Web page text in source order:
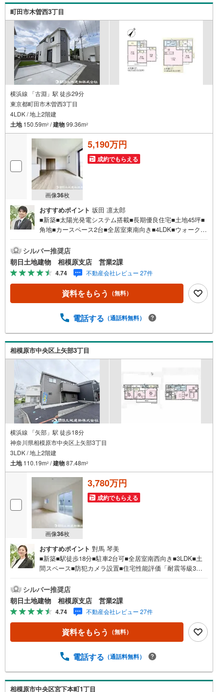
明、資金計画、税金相談などについては、上司である担当
課長も同席でご説明させていただきます。
町田市木曽西3丁目
横浜線 「古淵」駅 徒歩29分
東京都町田市木曽西3丁目
4LDK / 地上2階建
土地150.59m2 /建物99.36m2
画像36枚
5,190万円
成約でもらえる
おすすめポイント 坂田 凛太郎
■新築■太陽光発電システム搭載■長期優良住宅■土地45坪■
角地■カースペース2台■全居室東南向き■4LDK■ウォークイ
【営業時間 10:00～20:00】上記時間はお電話が繋がりやす
くなっております。人気物件には特に問い合わせが集中す
るため、お早めにお電話ください。「室内・現地を見学す
る」ボタンよりご予約いただくとご見学がスムーズです。
【創業42周年の実績】弊社は1985年町田にて開業し、東
京・神奈川・埼玉エリアに13店舗展開しております。契約
様々なご提案やアドバイスが出来るようになりました。私
ことん納得】当社では担当営業が物件情報を紹介しており
ますが、その後の物件のご説明、資金計画、税金相談など
については、上司である担当課長も同席でご説明させてい
ただきます。
シルバー推奨店
朝日土地建物 相模原支店 営業2課
4.74 不動産会社レビュー 27件
資料をもらう （無料）
電話する （通話料無料）
相模原市中央区上矢部3丁目
横浜線 「矢部」駅 徒歩18分
神奈川県相模原市中央区上矢部3丁目
3LDK / 地上2階建
土地110.19m2 /建物87.48m2
画像36枚
3,780万円
成約でもらえる
おすすめポイント 對馬 琴美
■新築■駅徒歩18分■駐車2台可■全居室南西向き■3LDK■土
間スペース■防犯カメラ設置■住宅性能評価「耐震等級3」■
記時間はお電話が繋がりやすくなっております。人気物件
には特に問い合わせが集中するため、お早めにお電話くだ
さい。「室内・現地を見学する」ボタンよりご予約いただ
くとご見学がスムーズです。【創業42周年の実績】弊社は1
985年町田にて開業し、東京・神奈川・埼玉エリアに13店
舗展開しております。契約件数5万件を突破し、数多くの実
るようになりました。私達はお客様に安心感をお持ち頂け
物件情報を紹介しておりますが、その後の物件のご説明、
資金計画、税金相談などについては、上司である担当課長
シルバー推奨店
朝日土地建物 相模原支店 営業2課
4.74 不動産会社レビュー 27件
資料をもらう （無料）
電話する （通話料無料）
相模原市中央区宮下本町1丁目